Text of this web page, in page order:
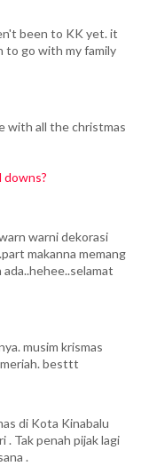
been to KK yet. it
to go with my family
with all the christmas
downs?
warni dekorasi
makanna memang
musim krismas
meriah. besttt
di Kota Kinabalu
. Tak penah pijak lagi
.